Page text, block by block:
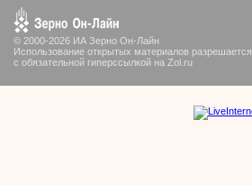
© 2000-2026 ИА Зерно Он-Лайн
Использование открытых материалов разрешается
с обязательной гиперссылкой на Zol.ru